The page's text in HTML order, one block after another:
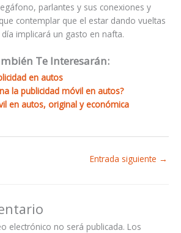
parlantes y sus conexiones y
contemplar que el estar dando vueltas
implicará un gasto en nafta.
Te Interesarán:
en autos
la publicidad móvil en autos?
en autos, original y económica
Entrada siguiente →
electrónico no será publicada. Los